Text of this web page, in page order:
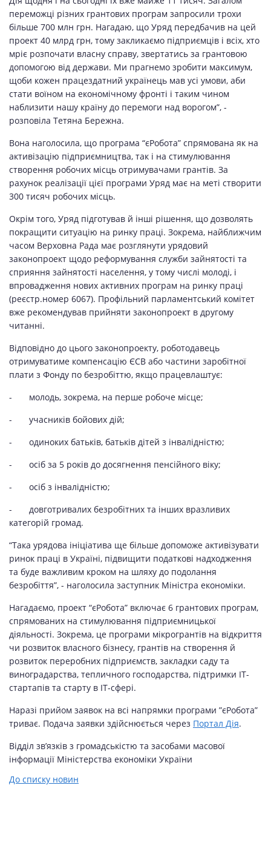
переможці різних грантових програм запросили трохи
більше 700 млн грн. Нагадаю, що Уряд передбачив на цей
проект 40 млрд грн, тому закликаємо підприємців і всіх, хто
мріє розпочати власну справу, звертатись за грантовою
допомогою від держави. Ми прагнемо зробити максимум,
щоби кожен працездатний українець мав усі умови, аби
стати воїном на економічному фронті і таким чином
наблизити нашу країну до перемоги над ворогом”, -
розповіла Тетяна Бережна.
Вона наголосила, що програма “єРобота” спрямована як на
активізацію підприємництва, так і на стимулювання
створення робочих місць отримувачами грантів. За
рахунок реалізації цієї програми Уряд має на меті створити
300 тисяч робочих місць.
Окрім того, Уряд підготував й інші рішення, що дозволять
покращити ситуацію на ринку праці. Зокрема, найближчим
часом Верховна Рада має розглянути урядовий
законопроект щодо реформування служби зайнятості та
сприяння зайнятості населення, у тому числі молоді, і
впровадження нових активних програм на ринку праці
(реєстр.номер 6067). Профільний парламентський комітет
вже рекомендував прийняти законопроект в другому
читанні.
Відповідно до цього законопроекту, роботодавець
отримуватиме компенсацію ЄСВ або частини заробітної
плати з Фонду по безробіттю, якщо працевлаштує:
- молодь, зокрема, на перше робоче місце;
- учасників бойових дій;
- одиноких батьків, батьків дітей з інвалідністю;
- осіб за 5 років до досягнення пенсійного віку;
- осіб з інвалідністю;
- довготривалих безробітних та інших вразливих
категорій громад.
“Така урядова ініціатива ще більше допоможе активізувати
ринок праці в Україні, підвищити податкові надходження
та буде важливим кроком на шляху до подолання
безробіття”, - наголосила заступник Міністра економіки.
Нагадаємо, проект “єРобота” включає 6 грантових програм,
спрямованих на стимулювання підприємницької
діяльності. Зокрема, це програми мікрогрантів на відкриття
чи розвиток власного бізнесу, грантів на створення й
розвиток переробних підприємств, закладки саду та
виноградарства, тепличного господарства, підтримки ІТ-
стартапів та старту в ІТ-сфері.
Наразі прийом заявок на всі напрямки програми ”єРобота”
триває. Подача заявки здійснюється через Портал Дія.
Відділ зв’язків з громадськістю та засобами масової
інформації Міністерства економіки України
До списку новин